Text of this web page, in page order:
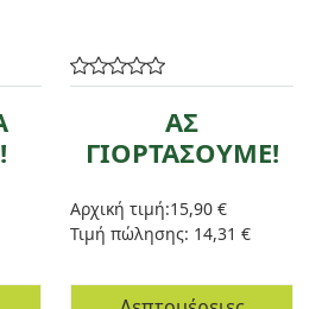
ΑΣ
ΓΙΟΡΤΑΣΟΥΜΕ!
Αρχική τιμή:15,90 €
Τιμή πώλησης: 14,31 €